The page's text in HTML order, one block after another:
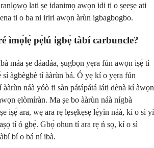
lati ṣe idanimọ awọn idi ti o ṣeeṣe ati
ti o ba ni iriri awọn àrùn igbagbogbo.
ìmọ́lẹ̀ pẹ̀lú igbẹ̀ tàbí carbuncle?
máa ṣe dáadáa, ṣugbọn yẹra fún awọn iṣẹ́ tí
àgbègbè tí ààrùn bá. Ó yẹ kí o yẹra fún
náà yóò fi sàn pátápátá láti dènà kí àwọn
ẹlòmíràn. Ma ṣe bo ààrùn náà nígbà
iṣẹ́ ara, wẹ ara rẹ lẹsẹkẹsẹ lẹ́yìn náà, kí o sì yí
tí ó gbẹ́. Gbọ́ ohun tí ara rẹ ń sọ, kí o sì
bí o bá ní ibà.